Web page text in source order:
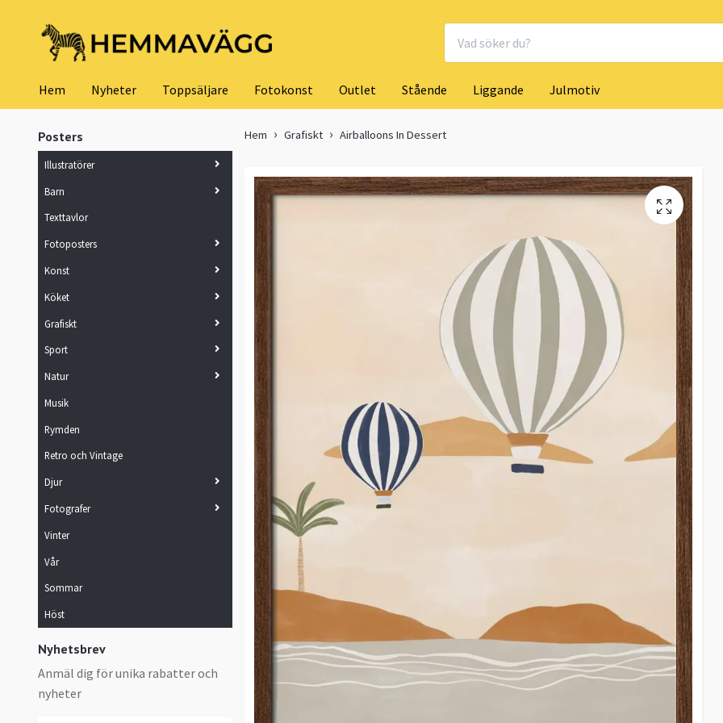
Hem Nyheter Toppsäljare Fotokonst Outlet Stående Liggande Julmotiv
Posters
Illustratörer
Barn
Texttavlor
Fotoposters
Konst
Köket
Grafiskt
Sport
Natur
Musik
Rymden
Retro och Vintage
Djur
Fotografer
Vinter
Vår
Sommar
Höst
Nyhetsbrev
Anmäl dig för unika rabatter och
nyheter
Hem Grafiskt Airballoons In Dessert